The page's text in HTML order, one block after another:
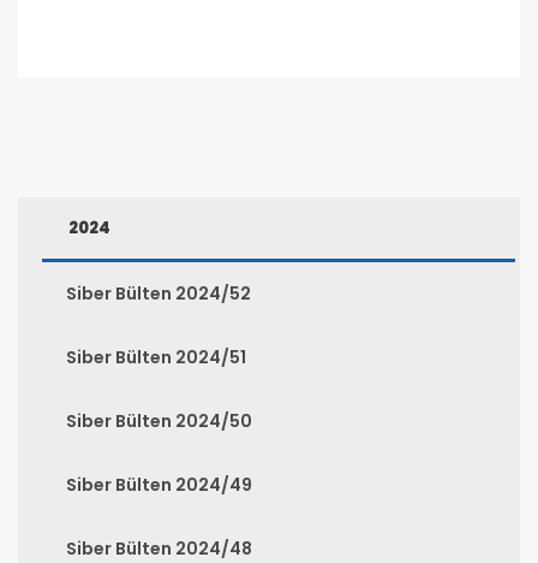
2024
Siber Bülten 2024/52
Siber Bülten 2024/51
Siber Bülten 2024/50
Siber Bülten 2024/49
Siber Bülten 2024/48